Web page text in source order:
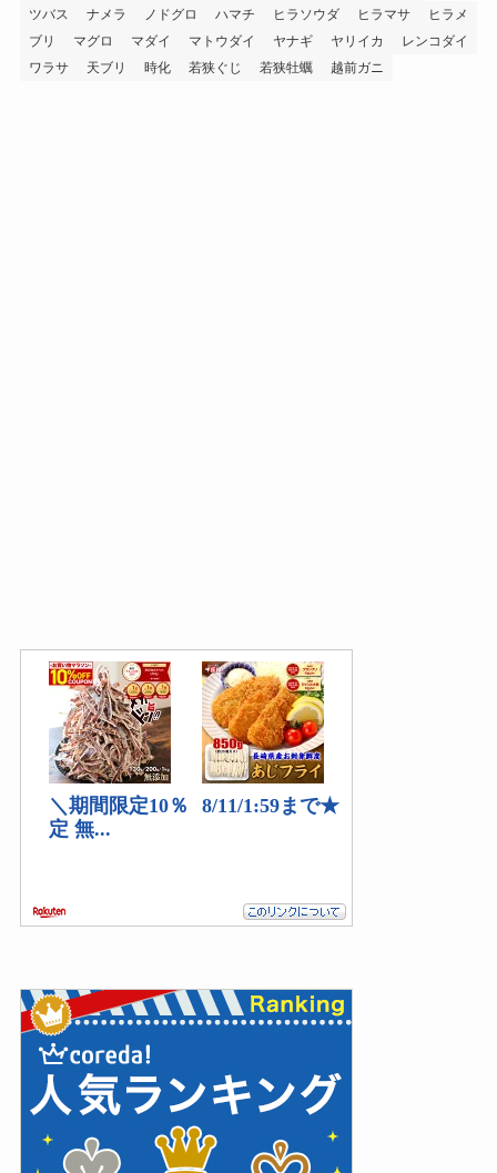
ツバス ナメラ ノドグロ ハマチ ヒラソウダ ヒラマサ
ヒラメ
ブリ
マグロ マダイ マトウダイ ヤナギ ヤリイカ
レンコダイ
ワラサ
天ブリ 時化 若狭ぐじ 若狭牡蠣 越前ガニ